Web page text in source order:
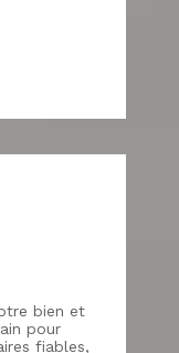
bien et
pour
fiables,